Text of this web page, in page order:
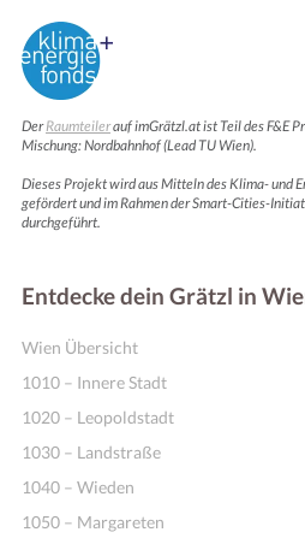
DerRaumteilerauf imGrätzl.at ist Teil des F&E
Mischung: Nordbahnhof (Lead TU Wien).
Dieses Projekt wird aus Mitteln des Klima- und
gefördert und im Rahmen der Smart-Cities-
durchgeführt.
Entdecke dein Grätzl in
Wien Übersicht
1010 – Innere Stadt
1020 – Leopoldstadt
1030 – Landstraße
1040 – Wieden
1050 – Margareten